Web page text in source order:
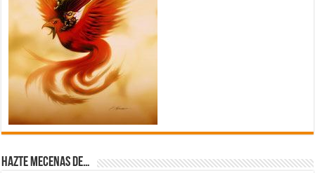
Hazte Mecenas de…